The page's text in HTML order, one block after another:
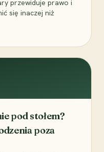
przewiduje prawo i
się inaczej niż
pod stołem?
poza